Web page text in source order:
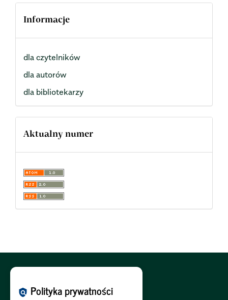
Informacje
dla czytelników
dla autorów
dla bibliotekarzy
Aktualny numer
Polityka Prywatności:PL
policy Polityka prywatności